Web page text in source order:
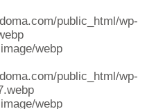
public_html/wp-
webp
public_html/wp-
webp